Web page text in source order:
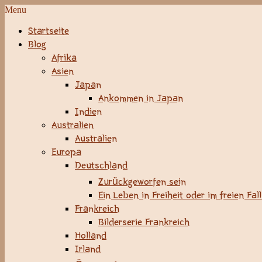
Menu
Startseite
Blog
Afrika
Asien
Japan
Ankommen in Japan
Indien
Australien
Australien
Europa
Deutschland
Zurückgeworfen sein
Ein Leben in Freiheit oder im freien
Frankreich
Bilderserie Frankreich
Holland
Irland